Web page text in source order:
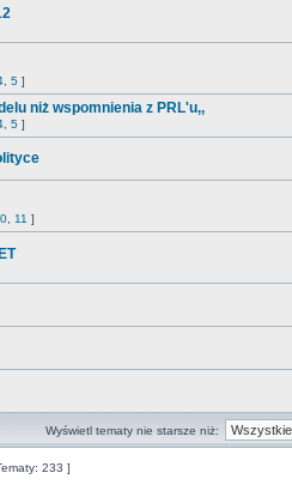
5 ]
niż wspomnienia z PRL'u,,
5 ]
11 ]
Wyświetl tematy nie starsze niż:
233 ]